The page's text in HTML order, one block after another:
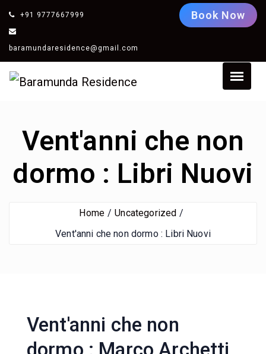
+91 9777667999
baramundaresidence@gmail.com
Book Now
Vent'anni che non
dormo : Libri Nuovi
Home
Uncategorized
Vent'anni che non dormo : Libri Nuovi
Vent'anni che non